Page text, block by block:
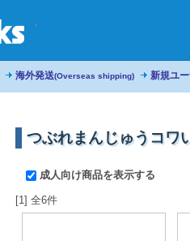
海外発送(Overseas shipping) 新規ユ
つぶれまんじゅうコワ
成人向け商品を表示する
[1] 全6件